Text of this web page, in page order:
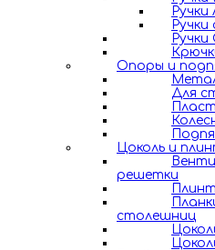
Ручки
Опоры и
Для
Цоколь и
решетки
столешниц